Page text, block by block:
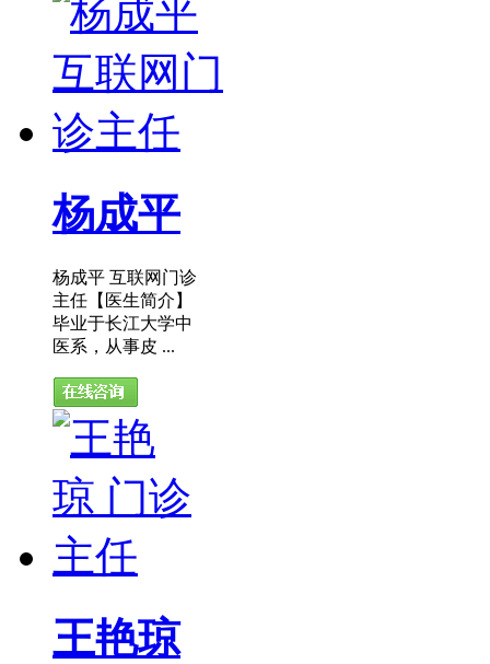
杨成平
杨成平 互联网门诊
主任【医生简介】
毕业于长江大学中
医系，从事皮 ...
王艳琼